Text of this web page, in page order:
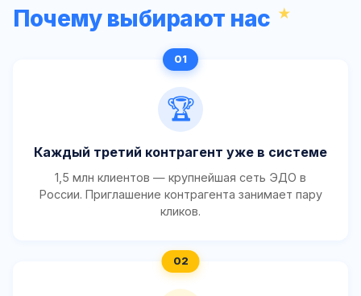
Почему выбирают нас
🏆
Каждый третий контрагент уже в системе
1,5 млн клиентов — крупнейшая сеть ЭДО в
России. Приглашение контрагента занимает пару
кликов.